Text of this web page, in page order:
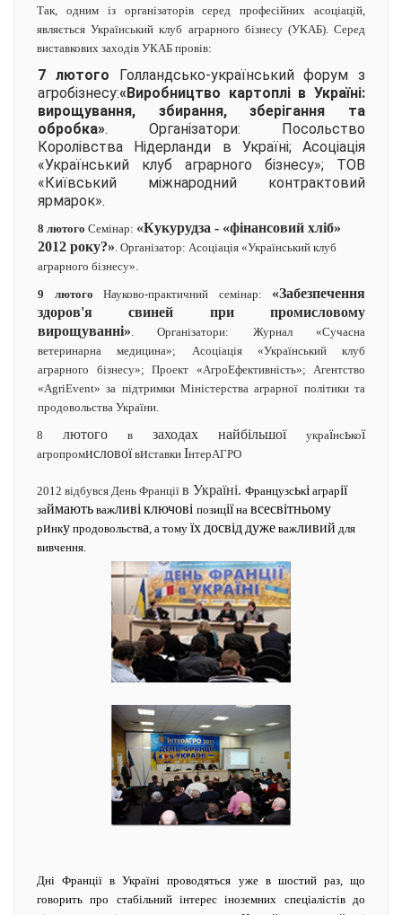
Так, одним із організаторів серед професійних асоціацій,
являється Український клуб аграрного бізнесу (УКАБ). Серед
виставкових заходів УКАБ провів:
7 лютого
Голландсько-український форум з
агробізнесу:«Виробництво картоплі в Україні:
вирощування, збирання, зберігання та
обробка». Організатори: Посольство
Королівства Нідерланди в Україні; Асоціація
«Український клуб аграрного бізнесу»; ТОВ
«Київський міжнародний контрактовий
ярмарок».
8 лютого Семінар: «Кукурудза - «фінансовий хліб»
2012 року?». Організатор: Асоціація «Український клуб
аграрного бізнесу».
9 лютого Науково-практичний семінар: «Забезпечення
здоров'я свиней при промисловому
вирощуванні». Організатори: Журнал «Сучасна
ветеринарна медицина»; Асоціація «Український клуб
аграрного бізнесу»; Проект «АгроЕфективність»; Агентство
«AgriEvent» за підтримки Міністерства аграрної політики та
продовольства України.
8 лютого в заходах найбільшоїукраїнської
агропромисловоївиставки ІнтерАГРО
2012 відбувся День Франції в Україні. Французські аграрії
займають важливі ключові позиціїна всесвітньому
ринку продовольства, а тому їх досвід дуже важливий для
вивчення.
Дні Франції в Україні проводяться уже в шостий раз, що
говорить про стабільний інтерес іноземних спеціалістів до